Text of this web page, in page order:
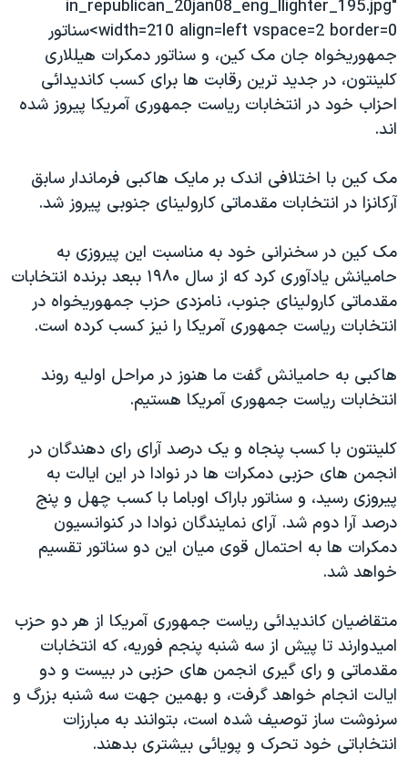
فرهنگ و زندگی
حقوق شهروندی
اقتصادی
علم و فناوری
گالری عکس
آرشیو پخش زنده
مستندها
انتخابات ریاست جمهوری آمریکا ۲۰۲۴
حمله جمهوری اسلامی به اسرائیل
رمز مهسا
اعتراضات زن، زندگی، آزادی
مجموعه مستندهای دادخواهی
تریبونال مردمی آبان ۹۸
دادگاه حمید نوری
چهل سال گروگان‌گیری
اعتراضات مردمی آبان ۹۸
اسرائیل در جنگ
نرگس محمدی برنده جایزه نوبل صلح
همایش محافظه‌کاران آمریکا «سی‌پک»
صفحه‌های ویژه
سفر پرزیدنت ترامپ به چین
دنبال کنید
زبانهای مختلف
in_republican_20jan08_eng_llighter_195.jpg"
width=210 align=left vspace=2 border=0>سناتور
جمهوريخواه جان مک کين، و سناتور دمکرات هيللاری
کلينتون، در جديد ترين رقابت ها برای کسب کانديدائی
احزاب خود در انتخابات رياست جمهوری آمريکا پيروز شده
اند.
مک کين با اختلافی اندک بر مايک هاکبی فرماندار سابق
آرکانزا در انتخابات مقدماتی کارولينای جنوبی پيروز شد.
مک کين در سخنرانی خود به مناسبت اين پيروزی به
حاميانش يادآوری کرد که از سال ۱۹۸۰ ببعد برنده انتخابات
مقدماتی کارولينای جنوب، نامزدی حزب جمهوريخواه در
انتخابات رياست جمهوری آمريکا را نيز کسب کرده است.
هاکبی به حاميانش گفت ما هنوز در مراحل اوليه روند
انتخابات رياست جمهوری آمريکا هستيم.
کلينتون با کسب پنجاه و يک درصد آرای رای دهندگان در
انجمن های حزبی دمکرات ها در نوادا در اين ايالت به
پيروزی رسيد، و سناتور باراک اوباما با کسب چهل و پنج
درصد آرا دوم شد. آرای نمايندگان نوادا در کنوانسيون
دمکرات ها به احتمال قوی ميان اين دو سناتور تقسيم
خواهد شد.
متقاضيان کانديدائی رياست جمهوری آمريکا از هر دو حزب
اميدوارند تا پيش از سه شنبه پنجم فوريه، که انتخابات
مقدماتی و رای گيری انجمن های حزبی در بيست و دو
ايالت انجام خواهد گرفت، و بهمين جهت سه شنبه بزرگ و
سرنوشت ساز توصيف شده است، بتوانند به مبارزات
انتخاباتی خود تحرک و پويائی بيشتری بدهند.